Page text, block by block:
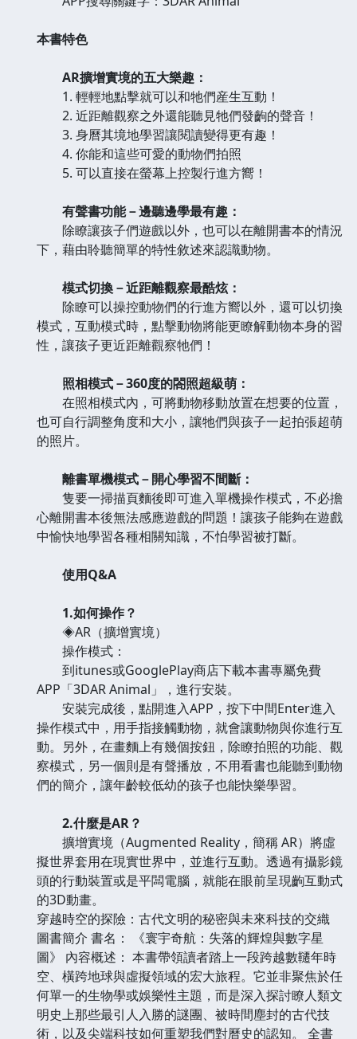
本書特色
AR擴增實境的五大樂趣：
1. 輕輕地點擊就可以和牠們産生互動！
2. 近距離觀察之外還能聽見牠們發齣的聲音！
3. 身曆其境地學習讓閱讀變得更有趣！
4. 你能和這些可愛的動物們拍照
5. 可以直接在螢幕上控製行進方嚮！
有聲書功能－邊聽邊學最有趣：
除瞭讓孩子們遊戲以外，也可以在離開書本的情況
下，藉由聆聽簡單的特性敘述來認識動物。
模式切換－近距離觀察最酷炫：
除瞭可以操控動物們的行進方嚮以外，還可以切換
模式，互動模式時，點擊動物將能更瞭解動物本身的習
性，讓孩子更近距離觀察牠們！
照相模式－360度的閤照超級萌：
在照相模式內，可將動物移動放置在想要的位置，
也可自行調整角度和大小，讓牠們與孩子一起拍張超萌
的照片。
離書單機模式－開心學習不間斷：
隻要一掃描頁麵後即可進入單機操作模式，不必擔
心離開書本後無法感應遊戲的問題！讓孩子能夠在遊戲
中愉快地學習各種相關知識，不怕學習被打斷。
使用Q&A
1.如何操作？
◈AR（擴增實境）
操作模式：
到itunes或GooglePlay商店下載本書專屬免費
APP「3DAR Animal」，進行安裝。
安裝完成後，點開進入APP，按下中間Enter進入
操作模式中，用手指接觸動物，就會讓動物與你進行互
動。另外，在畫麵上有幾個按鈕，除瞭拍照的功能、觀
察模式，另一個則是有聲播放，不用看書也能聽到動物
們的簡介，讓年齡較低幼的孩子也能快樂學習。
2.什麼是AR？
擴增實境（Augmented Reality，簡稱 AR）將虛
擬世界套用在現實世界中，並進行互動。透過有攝影鏡
頭的行動裝置或是平闆電腦，就能在眼前呈現齣互動式
的3D動畫。
穿越時空的探險：古代文明的秘密與未來科技的交織
圖書簡介 書名： 《寰宇奇航：失落的輝煌與數字星
圖》 內容概述： 本書帶領讀者踏上一段跨越數韆年時
空、橫跨地球與虛擬領域的宏大旅程。它並非聚焦於任
何單一的生物學或娛樂性主題，而是深入探討瞭人類文
明史上那些最引人入勝的謎團、被時間塵封的古代技
術，以及尖端科技如何重塑我們對曆史的認知。 全書